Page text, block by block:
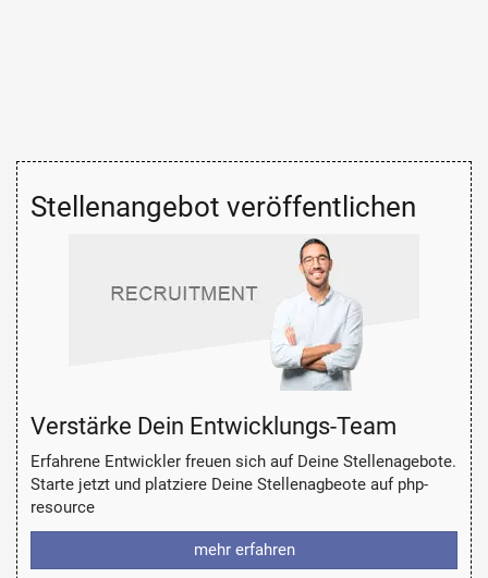
Stellenangebot veröffentlichen
Verstärke Dein Entwicklungs-Team
Erfahrene Entwickler freuen sich auf Deine Stellenagebote.
Starte jetzt und platziere Deine Stellenagbeote auf php-
resource
mehr erfahren